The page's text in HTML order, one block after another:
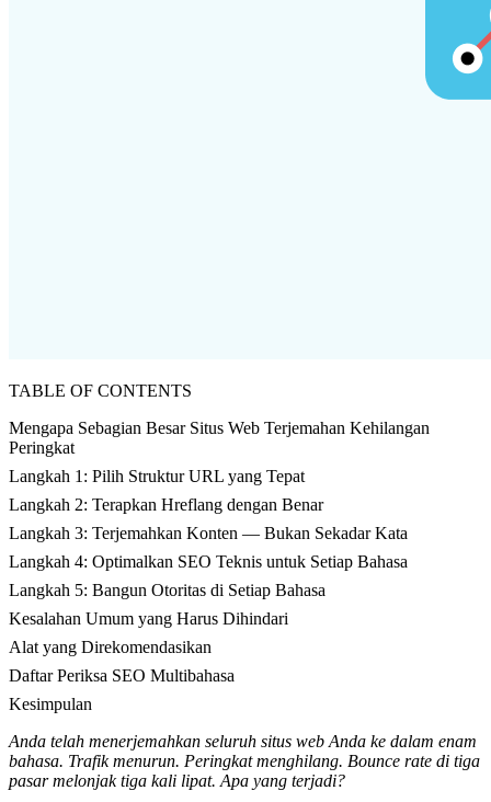
TABLE OF CONTENTS
Mengapa Sebagian Besar Situs Web Terjemahan Kehilangan
Peringkat
Langkah 1: Pilih Struktur URL yang Tepat
Langkah 2: Terapkan Hreflang dengan Benar
Langkah 3: Terjemahkan Konten — Bukan Sekadar Kata
Langkah 4: Optimalkan SEO Teknis untuk Setiap Bahasa
Langkah 5: Bangun Otoritas di Setiap Bahasa
Kesalahan Umum yang Harus Dihindari
Alat yang Direkomendasikan
Daftar Periksa SEO Multibahasa
Kesimpulan
Anda telah menerjemahkan seluruh situs web Anda ke dalam enam
bahasa. Trafik menurun. Peringkat menghilang. Bounce rate di tiga
pasar melonjak tiga kali lipat. Apa yang terjadi?